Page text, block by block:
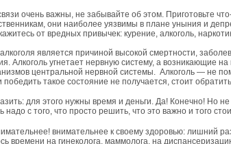
очень важны, не забывайте об этом. Приготовьте
они наиболее уязвимы в плане уныния и
от вредных привычек: курение, алкоголь,
является причиной высокой смертности,
Алкоголь угнетает нервную систему, а возникающие
центральной нервной системы. Алкоголь — не
такое состояние не получается, стоит
для этого нужны время и деньги. Да! Конечно! Но
надо с того, что просто решить, что это важно и того
внимательнее к своему здоровью: лишний
времени на гинеколога, маммолога, на